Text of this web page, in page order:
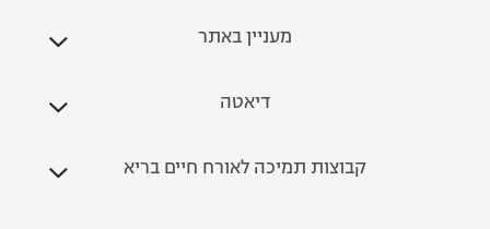
מעניין באתר
דיאטה
קבוצות תמיכה לאורח חיים בריא